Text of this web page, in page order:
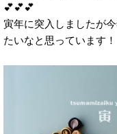
💕💕💕
寅年に突入しましたが
たいなと思っています！